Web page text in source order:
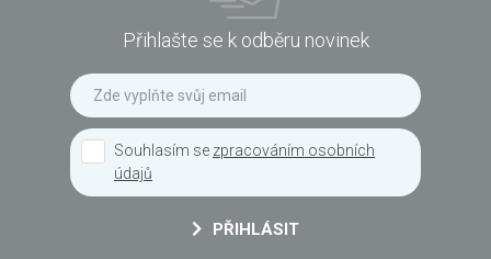
Přihlašte se k odběru novinek
Souhlasím se zpracováním osobních
údajů
PŘIHLÁSIT